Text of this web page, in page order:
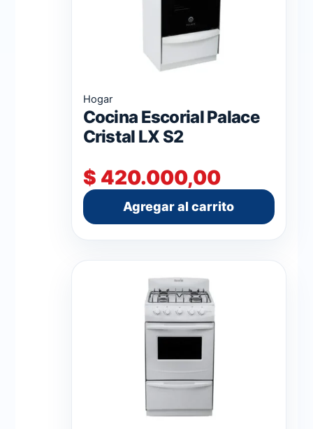
Hogar
Cocina Escorial Palace
Cristal LX S2
$ 420.000,00
Agregar al carrito